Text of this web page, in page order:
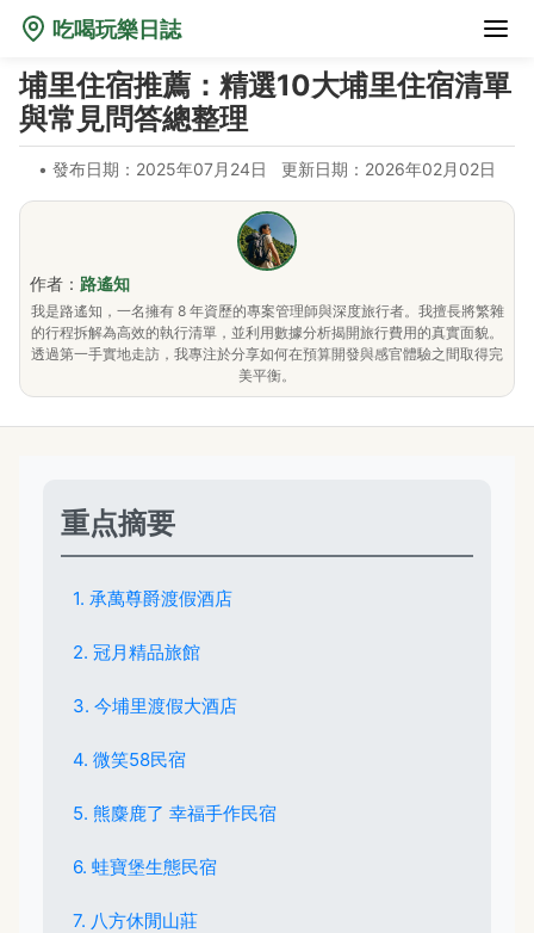
吃喝玩樂日誌
埔里住宿推薦：精選10大埔里住宿清單
與常見問答總整理
• 發布日期：2025年07月24日 更新日期：2026年02月02日
作者： 路遙知
我是路遙知，一名擁有 8 年資歷的專案管理師與深度旅行者。我擅長將繁雜
的行程拆解為高效的執行清單，並利用數據分析揭開旅行費用的真實面貌。
透過第一手實地走訪，我專注於分享如何在預算開發與感官體驗之間取得完
美平衡。
重点摘要
1. 承萬尊爵渡假酒店
2. 冠月精品旅館
3. 今埔里渡假大酒店
4. 微笑58民宿
5. 熊麋鹿了 幸福手作民宿
6. 蛙寶堡生態民宿
7. 八方休閒山莊